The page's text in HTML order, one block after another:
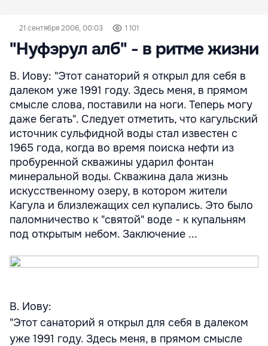
21 сентября 2006, 00:03 1 101
"Нуфэрул алб" - в ритме жизни
В. Иову: "Этот санаторий я открыл для себя в
далеком уже 1991 году. Здесь меня, в прямом
смысле слова, поставили на ноги. Теперь могу
даже бегать". Следует отметить, что кагульский
источник сульфидной воды стал известен с
1965 года, когда во время поиска нефти из
пробуренной скважины ударил фонтан
минеральной воды. Скважина дала жизнь
искусственному озеру, в котором жители
Кагула и близлежащих сел купались. Это было
паломничество к "святой" воде - к купальням
под открытым небом. Заключение ...
В. Иову:
"Этот санаторий я открыл для себя в далеком
уже 1991 году. Здесь меня, в прямом смысле